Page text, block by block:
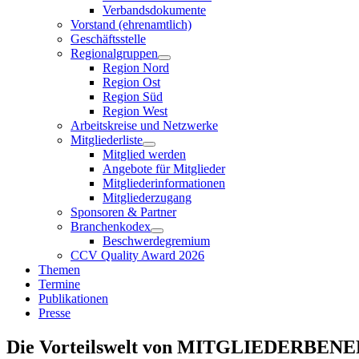
Verbandsdokumente
Vorstand (ehrenamtlich)
Geschäftsstelle
Regionalgruppen
Region Nord
Region Ost
Region Süd
Region West
Arbeitskreise und Netzwerke
Mitgliederliste
Mitglied werden
Angebote für Mitglieder
Mitgliederinformationen
Mitgliederzugang
Sponsoren & Partner
Branchenkodex
Beschwerdegremium
CCV Quality Award 2026
Themen
Termine
Publikationen
Presse
Die Vorteilswelt von